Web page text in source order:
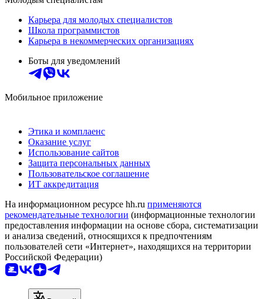
Карьера для молодых специалистов
Школа программистов
Карьера в некоммерческих организациях
Боты для уведомлений
Мобильное приложение
Этика и комплаенс
Оказание услуг
Использование сайтов
Защита персональных данных
Пользовательское соглашение
ИТ аккредитация
На информационном ресурсе hh.ru применяются
рекомендательные технологии (информационные технологии
предоставления информации на основе сбора, систематизации
и анализа сведений, относящихся к предпочтениям
пользователей сети «Интернет», находящихся на территории
Российской Федерации)